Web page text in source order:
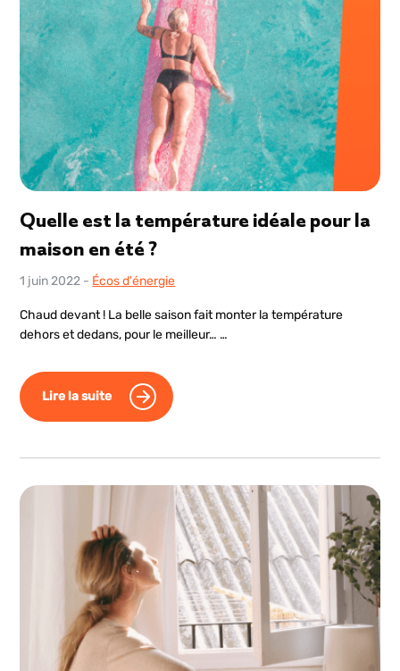
Quelle est la température idéale pour la
maison en été ?
1 juin 2022 - Écos d'énergie
Chaud devant ! La belle saison fait monter la température
dehors et dedans, pour le meilleur… …
Lire la suite